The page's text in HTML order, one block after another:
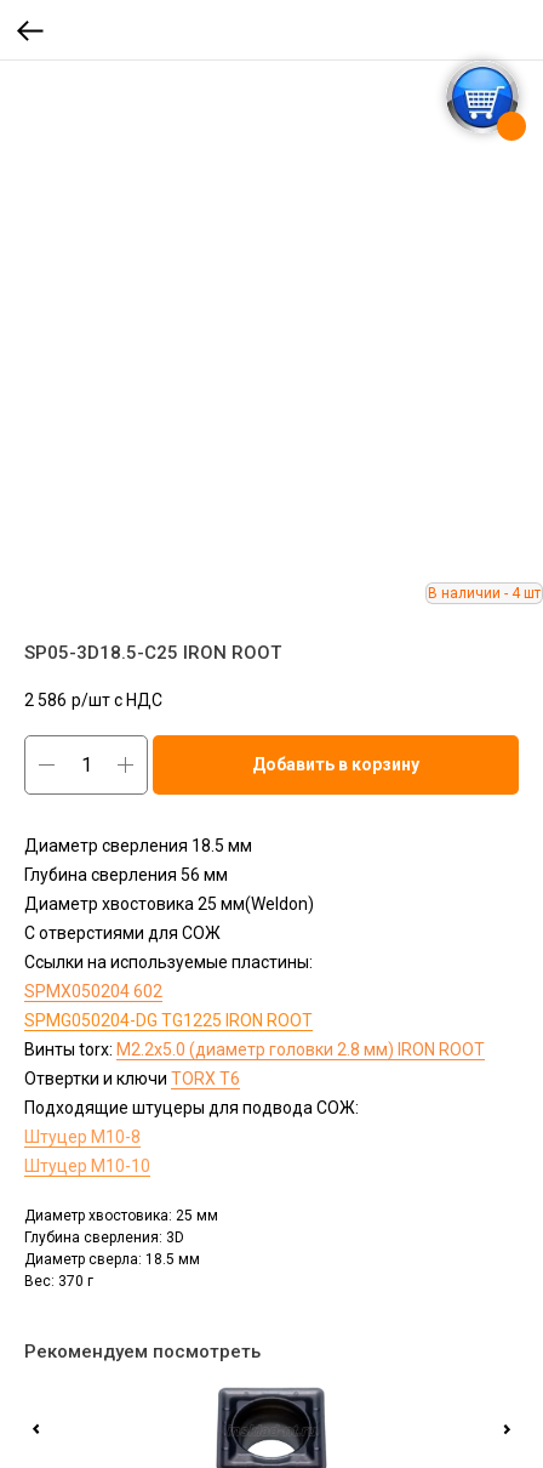
SP05-3D18.5-C25 IRON ROOT
2 586 р/шт c НДС
Добавить в корзину
Диаметр сверления 18.5 мм
Глубина сверления 56 мм
Диаметр хвостовика 25 мм(Weldon)
С отверстиями для СОЖ
Ссылки на используемые пластины:
SPMX050204 602
SPMG050204-DG TG1225 IRON ROOT
Винты torx: M2.2x5.0 (диаметр головки 2.8 мм) IRON ROOT
Отвертки и ключи ТОRX T6
Подходящие штуцеры для подвода СОЖ:
Штуцер М10-8
Штуцер М10-10
Диаметр хвостовика: 25 мм
Глубина сверления: 3D
Диаметр сверла: 18.5 мм
Вес: 370 г
Рекомендуем посмотреть